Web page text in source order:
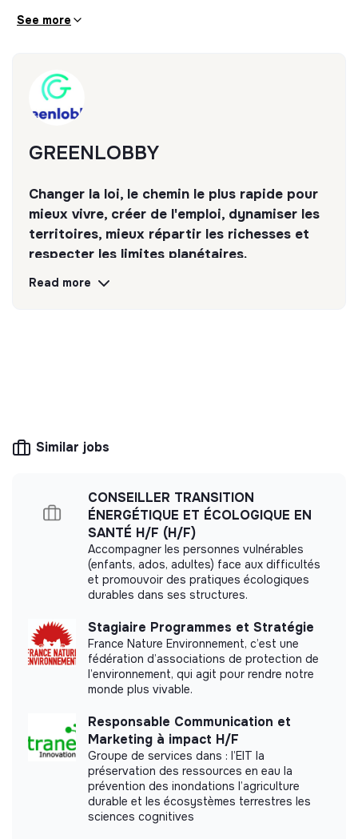
travail
(progressif)
Suivi de tâches et relances
Participation à la structuration des process internes
Développer des compétences solides en
organisation et gestion
Comprendre le fonctionnement global d’une
Projet à impact (écologie & solidarité)
Votre CV
Une lettre de motivation
Votre rythme d’alternance
Modalités
possible)
Rythme à définir selon école
Prise de poste : au plus tard début septembre
See more
GREENLOBBY
Changer la loi, le chemin le plus rapide pour
mieux vivre, créer de l'emploi, dynamiser les
territoires, mieux répartir les richesses et
respecter les limites planétaires.
Discover
More information
Website
< 15 persons
Ecology
Impact study
GREENLOBBY did not yet communicate its impact
measurement.
Labels and certifications
Alumni or incubated of makesense
France.
Read more
Similar jobs
CONSEILLER TRANSITION
ÉNERGÉTIQUE ET ÉCOLOGIQUE EN
SANTÉ H/F (H/F)
Accompagner les personnes vulnérables
(enfants, ados, adultes) face aux difficultés
et promouvoir des pratiques écologiques
durables dans ses structures.
Stagiaire Programmes et Stratégie
France Nature Environnement, c’est une
fédération d’associations de protection de
l’environnement, qui agit pour rendre notre
monde plus vivable.
Responsable Communication et
Marketing à impact H/F
Groupe de services dans : l’EIT la
préservation des ressources en eau la
prévention des inondations l’agriculture
durable et les écosystèmes terrestres les
sciences cognitives